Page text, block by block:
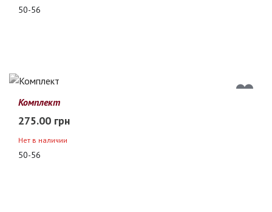
50-56
Комплект
275.00 грн
Нет в наличии
50-56